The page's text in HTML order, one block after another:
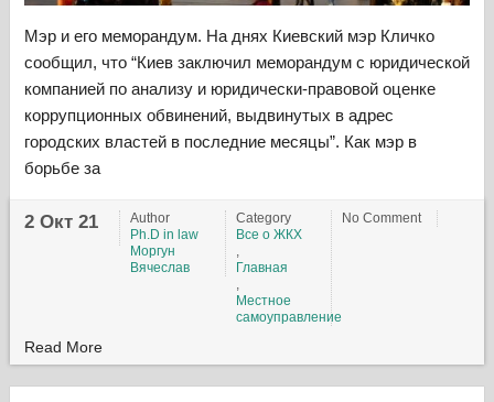
Мэр и его меморандум. На днях Киевский мэр Кличко
сообщил, что “Киев заключил меморандум с юридической
компанией по анализу и юридически-правовой оценке
коррупционных обвинений, выдвинутых в адрес
городских властей в последние месяцы”. Как мэр в
борьбе за
2 Окт 21
Author
Ph.D in law
Моргун
Вячеслав
Category
Все о ЖКХ
Главная
Местное
самоуправление
No Comment
Read More